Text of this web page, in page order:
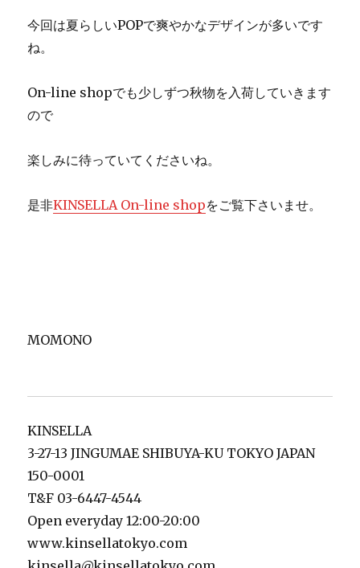
今回は夏らしいPOPで爽やかなデザインが多いです
ね。
On-line shopでも少しずつ秋物を入荷していきます
ので
楽しみに待っていてくださいね。
是非KINSELLA On-line shopをご覧下さいませ。
MOMONO
KINSELLA
3-27-13 JINGUMAE SHIBUYA-KU TOKYO JAPAN
150-0001
T&F 03-6447-4544
Open everyday 12:00-20:00
www.kinsellatokyo.com